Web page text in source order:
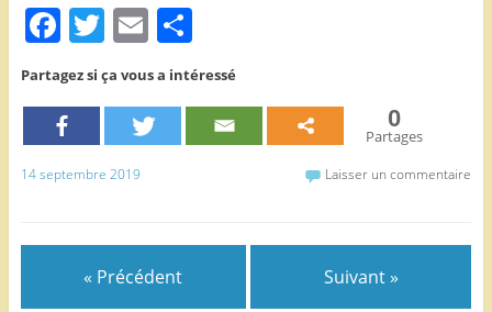
F
a
c
e
b
o
T
w
itt
er
E
m
ai
l
P
ar
ta
Partagez si ça vous a intéressé
0
Partages
14 septembre 2019 Laisser un commentaire
« Précédent Suivant »